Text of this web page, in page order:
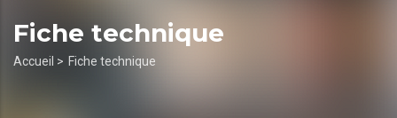
Fiche technique
Fil
Accueil > Fiche technique